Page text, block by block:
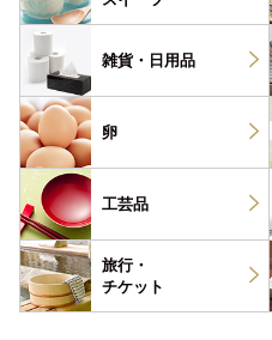
雑貨・ 日用品
卵
工芸品
旅行・
チケット